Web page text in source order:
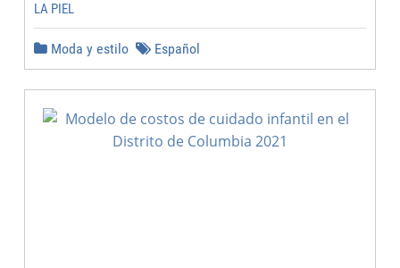
LA PIEL
Moda y estilo Español